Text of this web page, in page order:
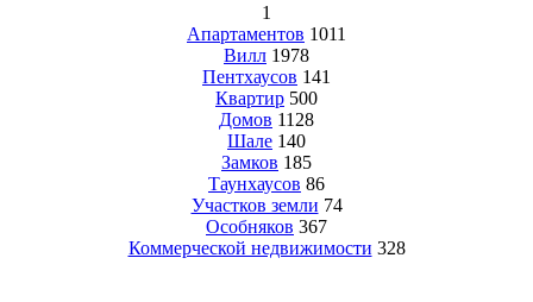
1
Апартаментов 1011
Вилл 1978
Пентхаусов 141
Квартир 500
Домов 1128
Шале 140
Замков 185
Таунхаусов 86
Участков земли 74
Особняков 367
Коммерческой недвижимости 328